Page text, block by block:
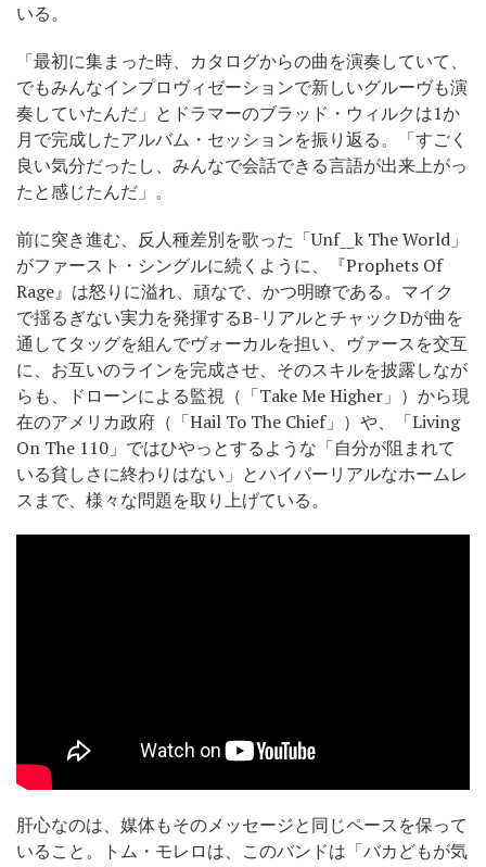
いる。
「最初に集まった時、カタログからの曲を演奏していて、
でもみんなインプロヴィゼーションで新しいグルーヴも演
奏していたんだ」とドラマーのブラッド・ウィルクは1か
月で完成したアルバム・セッションを振り返る。「すごく
良い気分だったし、みんなで会話できる言語が出来上がっ
たと感じたんだ」。
前に突き進む、反人種差別を歌った「Unf__k The World」
がファースト・シングルに続くように、『Prophets Of
Rage』は怒りに溢れ、頑なで、かつ明瞭である。マイク
で揺るぎない実力を発揮するB-リアルとチャックDが曲を
通してタッグを組んでヴォーカルを担い、ヴァースを交互
に、お互いのラインを完成させ、そのスキルを披露しなが
らも、ドローンによる監視（「Take Me Higher」）から現
在のアメリカ政府（「Hail To The Chief」）や、「Living
On The 110」ではひやっとするような「自分が阻まれて
いる貧しさに終わりはない」とハイパーリアルなホームレ
スまで、様々な問題を取り上げている。
肝心なのは、媒体もそのメッセージと同じペースを保って
いること。トム・モレロは、このバンドは「バカどもが気